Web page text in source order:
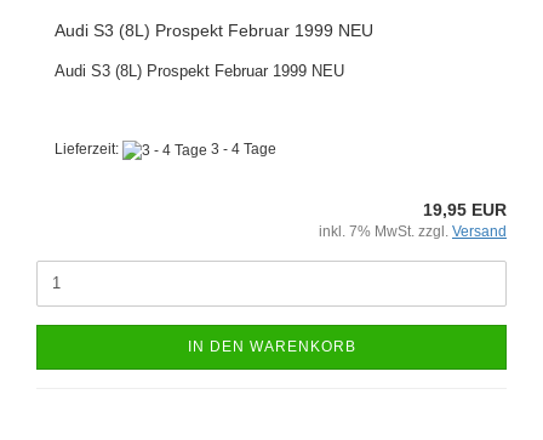
Audi S3 (8L) Prospekt Februar 1999 NEU
Audi S3 (8L) Prospekt Februar 1999 NEU
Lieferzeit: 3 - 4 Tage
19,95 EUR
inkl. 7% MwSt. zzgl. Versand
IN DEN WARENKORB